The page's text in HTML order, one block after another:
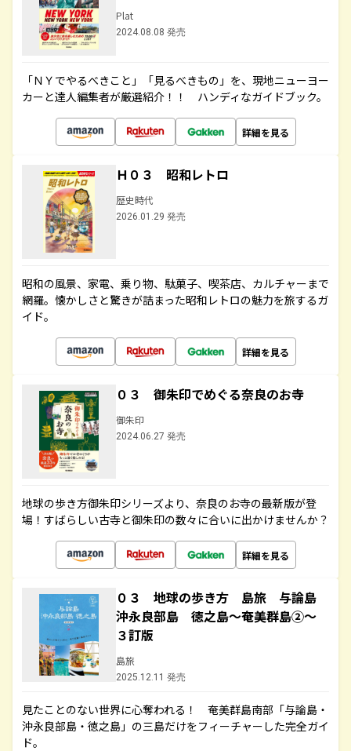
Plat
2024.08.08 発売
「ＮＹでやるべきこと」「見るべきもの」を、現地ニューヨー
カーと達人編集者が厳選紹介！！ ハンディなガイドブック。
詳細を見る
Ｈ０３ 昭和レトロ
歴史時代
2026.01.29 発売
昭和の風景、家電、乗り物、駄菓子、喫茶店、カルチャーまで
網羅。懐かしさと驚きが詰まった昭和レトロの魅力を旅するガ
イド。
詳細を見る
０３ 御朱印でめぐる奈良のお寺
御朱印
2024.06.27 発売
地球の歩き方御朱印シリーズより、奈良のお寺の最新版が登
場！すばらしい古寺と御朱印の数々に合いに出かけませんか？
詳細を見る
０３ 地球の歩き方 島旅 与論島
沖永良部島 徳之島～奄美群島②～
３訂版
島旅
2025.12.11 発売
見たことのない世界に心奪われる！ 奄美群島南部「与論島・
沖永良部島・徳之島」の三島だけをフィーチャーした完全ガイ
ド。